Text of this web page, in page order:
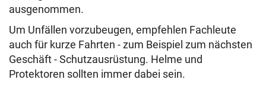
ausgenommen.
Um Unfällen vorzubeugen, empfehlen Fachleute
auch für kurze Fahrten - zum Beispiel zum nächsten
Geschäft - Schutzausrüstung. Helme und
Protektoren sollten immer dabei sein.